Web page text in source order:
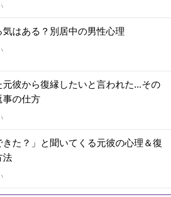
はある？別居中の男性心理
元彼から復縁したいと言われた…その
事の仕方
きた？」と聞いてくる元彼の心理＆復
法